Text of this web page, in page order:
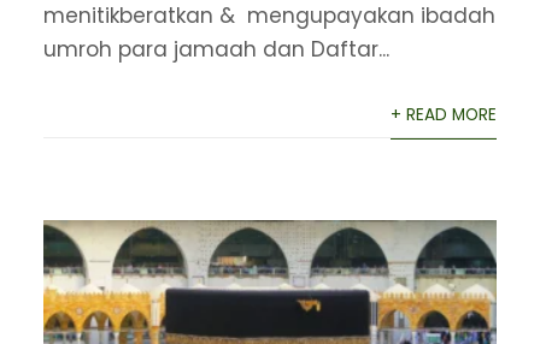
menitikberatkan & mengupayakan ibadah
umroh para jamaah dan Daftar...
+ READ MORE